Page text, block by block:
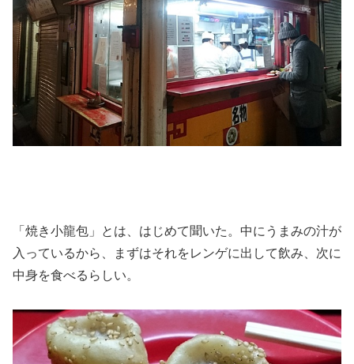
「焼き小龍包」とは、はじめて聞いた。中にうまみの汁が
入っているから、まずはそれをレンゲに出して飲み、次に
中身を食べるらしい。